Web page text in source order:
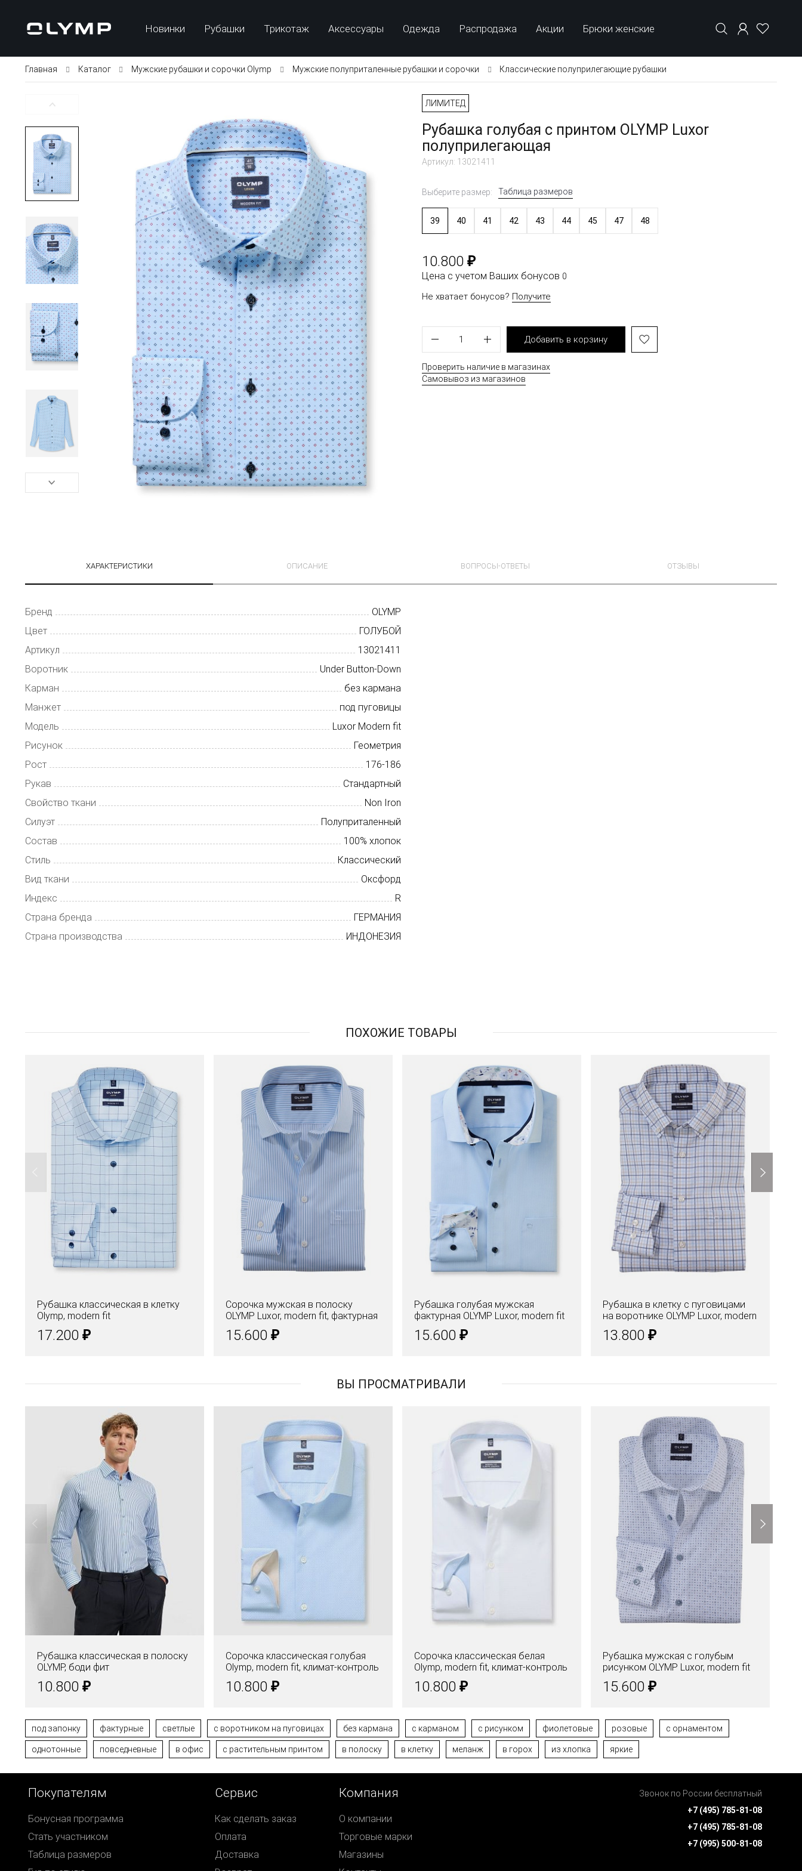
Новинки Рубашки Трикотаж Аксессуары Одежда Распродажа Акции Брюки женские
Главная Каталог Мужские рубашки и сорочки Olymp Мужские полуприталенные рубашки и сорочки Классические полуприлегающие рубашки
ЛИМИТЕД
Рубашка голубая с принтом OLYMP Luxor
полуприлегающая
Артикул: 13021411
Выберите размер: Таблица размеров
39 40 41 42 43 44 45 47 48
10.800 ₽
Цена с учетом Ваших бонусов 0
Не хватает бонусов? Получите
1 Добавить в корзину
Проверить наличие в магазинах
Самовывоз из магазинов
ХАРАКТЕРИСТИКИ ОПИСАНИЕ ВОПРОСЫ-ОТВЕТЫ ОТЗЫВЫ
Бренд
OLYMP
Цвет
ГОЛУБОЙ
Артикул
13021411
Воротник
Under Button-Down
Карман
без кармана
Манжет
под пуговицы
Модель
Luxor Modern fit
Рисунок
Геометрия
Рост
176-186
Рукав
Стандартный
Свойство ткани
Non Iron
Силуэт
Полуприталенный
Состав
100% хлопок
Стиль
Классический
Вид ткани
Оксфорд
Индекс
R
Страна бренда
ГЕРМАНИЯ
Страна производства
ИНДОНЕЗИЯ
ПОХОЖИЕ ТОВАРЫ
Рубашка классическая в клетку
Olymp, modern fit
17.200 ₽
Сорочка мужская в полоску
OLYMP Luxor, modern fit, фактурная
15.600 ₽
Рубашка голубая мужская
фактурная OLYMP Luxor, modern fit
15.600 ₽
Рубашка в клетку с пуговицами
на воротнике OLYMP Luxor, modern
fit
13.800 ₽
ВЫ ПРОСМАТРИВАЛИ
Рубашка классическая в полоску
OLYMP, боди фит
10.800 ₽
Сорочка классическая голубая
Olymp, modern fit, климат-контроль
10.800 ₽
Сорочка классическая белая
Olymp, modern fit, климат-контроль
10.800 ₽
Рубашка мужская с голубым
рисунком OLYMP Luxor, modern fit
15.600 ₽
под запонку фактурные светлые c воротником на пуговицах без кармана с карманом с рисунком фиолетовые розовые с орнаментом
однотонные повседневные в офис с растительным принтом в полоску в клетку меланж в горох из хлопка яркие
Покупателям
Бонусная программа
Стать участником
Таблица размеров
Сервис
Как сделать заказ
Оплата
Доставка
Компания
О компании
Торговые марки
Магазины
Звонок по России бесплатный
+7 (495) 785-81-08
+7 (495) 785-81-08
+7 (995) 500-81-08